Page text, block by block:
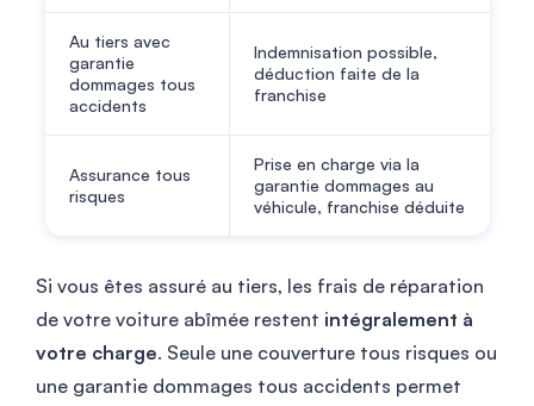
Au tiers avec
garantie
dommages tous
accidents
Indemnisation possible,
déduction faite de la
franchise
Assurance tous
risques
Prise en charge via la
garantie dommages au
véhicule, franchise déduite
Si vous êtes assuré au tiers, les frais de réparation
de votre voiture abîmée restent intégralement à
votre charge. Seule une couverture tous risques ou
une garantie dommages tous accidents permet